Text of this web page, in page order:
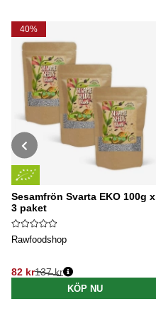
40%
Sesamfrön Svarta EKO 100g x
3 paket
Rawfoodshop
82 kr
Ordinarie pris:
137 kr
KÖP NU